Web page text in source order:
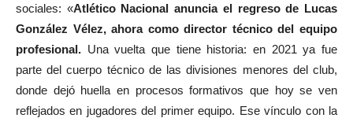
sociales: «Atlético Nacional anuncia el regreso de Lucas
González Vélez, ahora como director técnico del equipo
profesional. Una vuelta que tiene historia: en 2021 ya fue
parte del cuerpo técnico de las divisiones menores del club,
donde dejó huella en procesos formativos que hoy se ven
reflejados en jugadores del primer equipo. Ese vínculo con la